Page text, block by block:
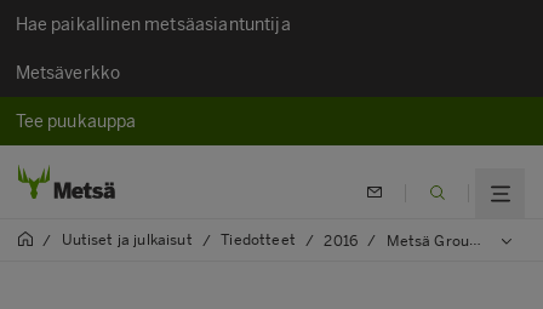
Hae paikallinen metsäasiantuntija
Metsäverkko
Tee puukauppa
/ Uutiset ja julkaisut / Tiedotteet / 2016 / Metsä Group mukana edistämässä Suomen suurimman vientialan tunnettuutta